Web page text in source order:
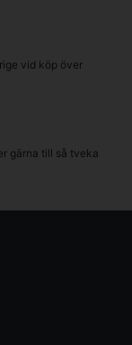
vid köp över
gärna till så tveka